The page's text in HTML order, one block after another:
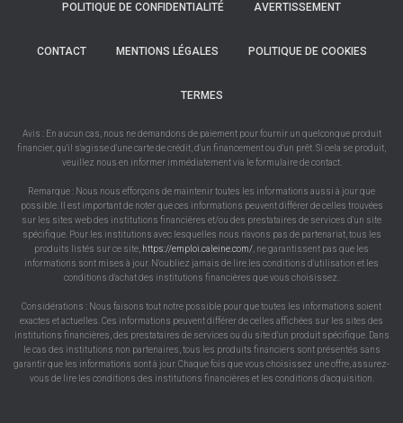
POLITIQUE DE CONFIDENTIALITÉ AVERTISSEMENT
CONTACT MENTIONS LÉGALES POLITIQUE DE COOKIES
TERMES
Avis : En aucun cas, nous ne demandons de paiement pour fournir un quelconque produit
financier, qu'il s'agisse d'une carte de crédit, d'un financement ou d'un prêt. Si cela se produit,
veuillez nous en informer immédiatement via le formulaire de contact.
Remarque : Nous nous efforçons de maintenir toutes les informations aussi à jour que
possible. Il est important de noter que ces informations peuvent différer de celles trouvées
sur les sites web des institutions financières et/ou des prestataires de services d'un site
spécifique. Pour les institutions avec lesquelles nous n'avons pas de partenariat, tous les
produits listés sur ce site, https://emploi.caleine.com/ , ne garantissent pas que les
informations sont mises à jour. N'oubliez jamais de lire les conditions d'utilisation et les
conditions d'achat des institutions financières que vous choisissez.
Considérations : Nous faisons tout notre possible pour que toutes les informations soient
exactes et actuelles. Ces informations peuvent différer de celles affichées sur les sites des
institutions financières, des prestataires de services ou du site d'un produit spécifique. Dans
le cas des institutions non partenaires, tous les produits financiers sont présentés sans
garantir que les informations sont à jour. Chaque fois que vous choisissez une offre, assurez-
vous de lire les conditions des institutions financières et les conditions d'acquisition.